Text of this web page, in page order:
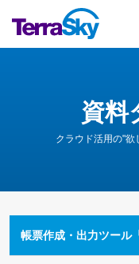
資料
クラウド活用の"
帳票作成・出力ツール